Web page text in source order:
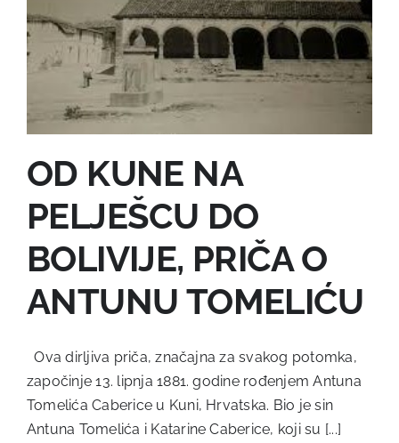
OD KUNE NA
PELJEŠCU DO
BOLIVIJE, PRIČA O
ANTUNU TOMELIĆU
Ova dirljiva priča, značajna za svakog potomka,
započinje 13. lipnja 1881. godine rođenjem Antuna
Tomelića Caberice u Kuni, Hrvatska. Bio je sin
Antuna Tomelića i Katarine Caberice, koji su [...]